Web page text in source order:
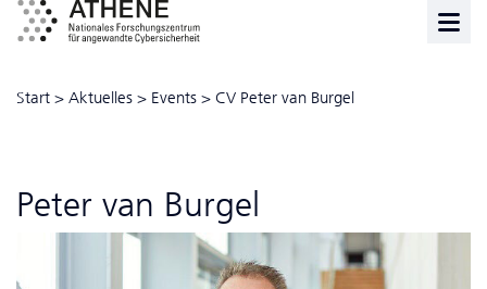
Start > Aktuelles > Events > CV Peter van Burgel
Peter van Burgel